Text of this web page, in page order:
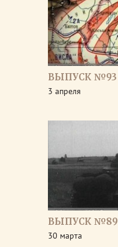
ВЫПУСК №93
3 апреля
ВЫПУСК №89
30 марта